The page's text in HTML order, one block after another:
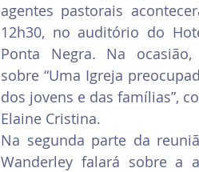
agentes pastorais
12h30, no auditório do
Ponta Negra. Na
sobre “Uma Igreja
dos jovens e das famílias”,
Elaine Cristina.
Na segunda parte da
Wanderley falará sobre a